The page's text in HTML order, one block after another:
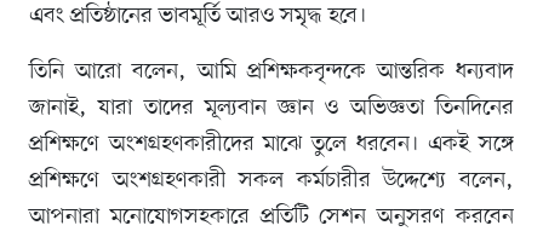
এবং প্রতিষ্ঠানের ভাবমূর্তি আরও সমৃদ্ধ হবে।
তিনি আরো বলেন, আমি প্রশিক্ষকবৃন্দকে আন্তরিক ধন্যবাদ
জানাই, যারা তাদের মূল্যবান জ্ঞান ও অভিজ্ঞতা তিনদিনের
প্রশিক্ষণে অংশগ্রহণকারীদের মাঝে তুলে ধরবেন। একই সঙ্গে
প্রশিক্ষণে অংশগ্রহণকারী সকল কর্মচারীর উদ্দেশ্যে বলেন,
আপনারা মনোযোগসহকারে প্রতিটি সেশন অনুসরণ করবেন